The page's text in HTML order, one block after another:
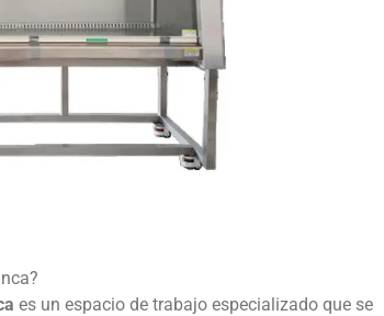
es un espacio de trabajo especializado que se